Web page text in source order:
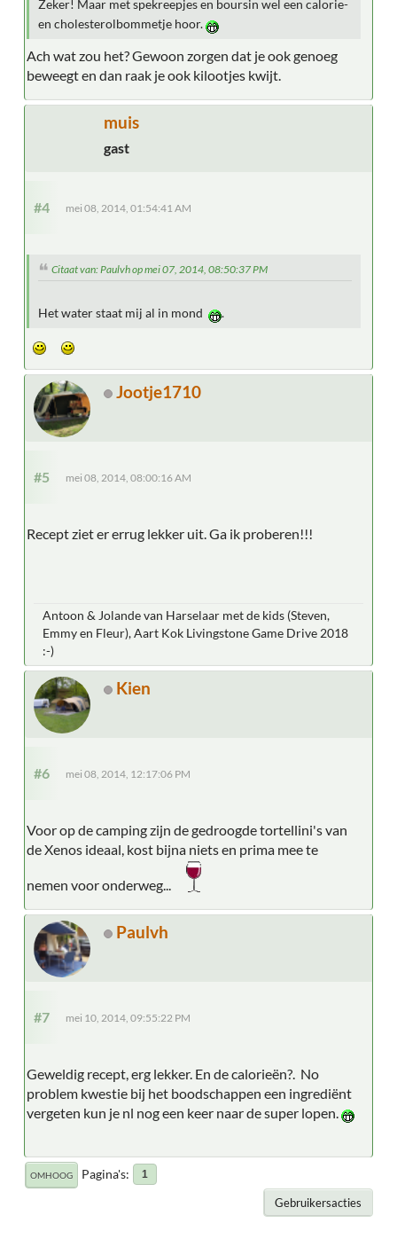
Zeker! Maar met spekreepjes en boursin wel een calorie-
en cholesterolbommetje hoor.
Ach wat zou het? Gewoon zorgen dat je ook genoeg
beweegt en dan raak je ook kilootjes kwijt.
muis
gast
#4 mei 08, 2014, 01:54:41 AM
Citaat van: Paulvh op mei 07, 2014, 08:50:37 PM
Het water staat mij al in mond .
Jootje1710
#5 mei 08, 2014, 08:00:16 AM
Recept ziet er errug lekker uit. Ga ik proberen!!!
Antoon & Jolande van Harselaar met de kids (Steven,
Emmy en Fleur), Aart Kok Livingstone Game Drive 2018
:-)
Kien
#6 mei 08, 2014, 12:17:06 PM
Voor op de camping zijn de gedroogde tortellini's van
de Xenos ideaal, kost bijna niets en prima mee te
nemen voor onderweg...
Paulvh
#7 mei 10, 2014, 09:55:22 PM
Geweldig recept, erg lekker. En de calorieën?. No
problem kwestie bij het boodschappen een ingrediënt
vergeten kun je nl nog een keer naar de super lopen.
OMHOOG Pagina's 1
Gebruikersacties